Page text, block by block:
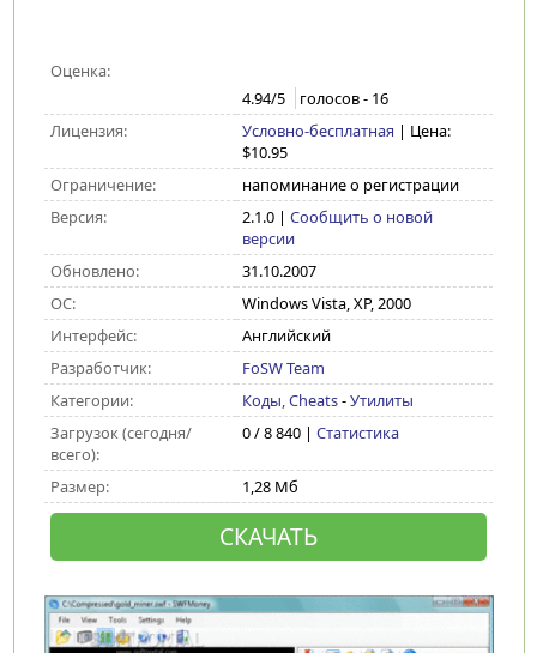
Оценка:
4.94/5 голосов - 16
Лицензия:
Условно-бесплатная | Цена:
$10.95
Ограничение:
напоминание о регистрации
Версия:
2.1.0| Сообщить о новой
версии
Обновлено:
31.10.2007
ОС:
Windows Vista, XP, 2000
Интерфейс:
Английский
Разработчик:
FoSW Team
Категории:
Коды, Cheats-Утилиты
Загрузок (сегодня/
всего):
0 / 8 840 | Статистика
Размер: 1,28 Мб
СКАЧАТЬ